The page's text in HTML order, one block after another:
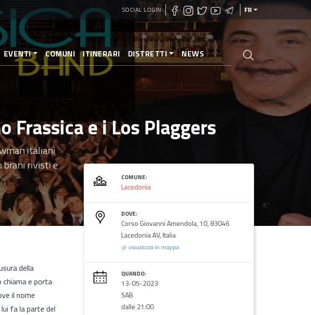
SOCIAL LOGIN FR
EVENTI COMUNI ITINERARI DISTRETTI NEWS
Frassica e i Los Plaggers
italiani
brani rivisti e
della
chiama e porta
il nome
fa la parte del
COMUNE:
Lacedonia
DOVE:
Corso Giovanni Amendola, 10, 83046
Lacedonia AV, Italia
visualizza in mappa
QUANDO:
13-05-2023
SAB
dalle 21:00